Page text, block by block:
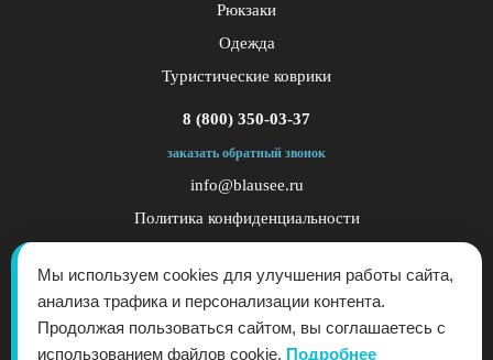
Рюкзаки
Одежда
Туристические коврики
8 (800) 350-03-37
заказать обратный звонок
info@blausee.ru
Политика конфиденциальности
Мы используем cookies для улучшения работы сайта,
анализа трафика и персонализации контента.
Продолжая пользоваться сайтом, вы соглашаетесь с
использованием файлов cookie. Подробнее